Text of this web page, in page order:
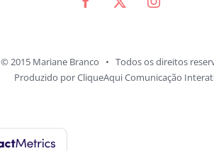
© 2015 Mariane Branco • Todos os direitos
Produzido porCliqueAqui Comunicação